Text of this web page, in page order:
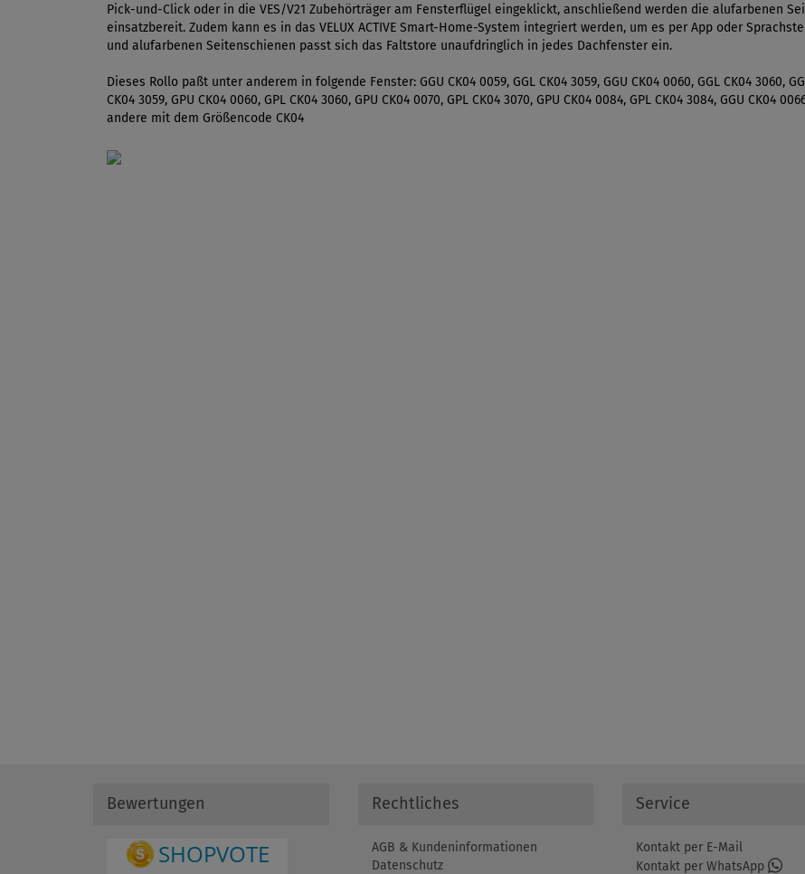
Pick-und-Click oder in die VES/V21 Zubehörträger am Fensterflügel eingeklickt, anschließend werden die alufarbenen
einsatzbereit. Zudem kann es in das VELUX ACTIVE Smart-Home-System integriert werden, um es per App oder
und alufarbenen Seitenschienen passt sich das Faltstore unaufdringlich in jedes Dachfenster ein.
Dieses Rollo paßt unter anderem in folgende Fenster: GGU CK04 0059, GGL CK04 3059, GGU CK04 0060, GGL CK04 3060,
CK04 3059, GPU CK04 0060, GPL CK04 3060, GPU CK04 0070, GPL CK04 3070, GPU CK04 0084, GPL CK04 3084, GGU CK04
andere mit dem Größencode CK04
Bewertungen Rechtliches
AGB & Kundeninformationen
Datenschutz
Service
Kontakt per E-Mail
Kontakt per WhatsApp